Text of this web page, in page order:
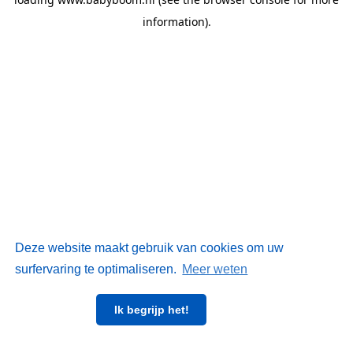
Deze website maakt gebruik van cookies om uw
surfervaring te optimaliseren. Meer weten
Ik begrijp het!
information).